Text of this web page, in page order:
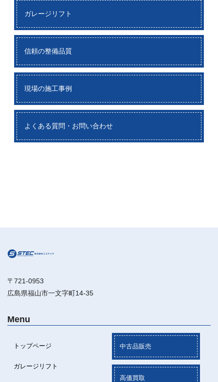
ガレージリフト
信頼の整備品質
現場の施工事例
よくある質問・お問い合わせ
〒721-0953
広島県福山市一文字町14-35
Menu
トップページ
ガレージリフト
中古品販売
高価買取